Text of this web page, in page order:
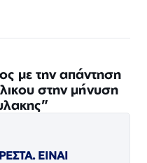
με την απάντηση
στην μήνυση
ΕΙΝΑΙ